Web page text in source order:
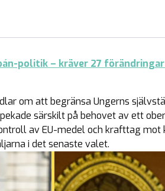
politik – kräver 27
om att begränsa Ungerns
särskilt på behovet av ett
av EU-medel och krafttag mot
i det senaste valet.